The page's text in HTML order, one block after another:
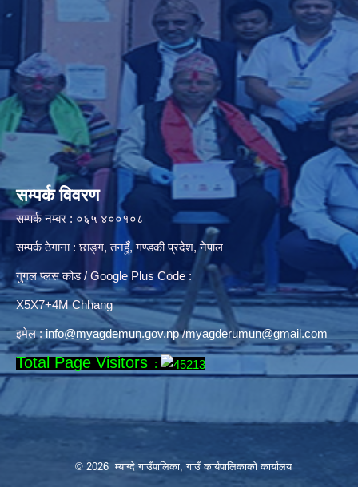
सम्पर्क विवरण
सम्पर्क नम्बर : ०६५ ४००१०८
सम्पर्क ठेगाना : छाङ्ग, तनहुँ, गण्डकी प्रदेश, नेपाल
गुगल प्लस कोड / Google Plus Code :
X5X7+4M Chhang
इमेल :info@myagdemun.gov.np/myagderumun@gmail.com
Total Page Visitors :
© 2026 म्याग्दे गाउँपालिका, गाउँ कार्यपालिकाको कार्यालय